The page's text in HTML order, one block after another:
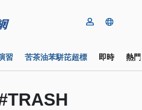
習 苦茶油苯駢芘超標 即時 熱